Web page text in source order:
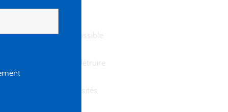
et à jour que possible.
soit et que nous ne
les supprimer, les détruire
que pour les nécessités